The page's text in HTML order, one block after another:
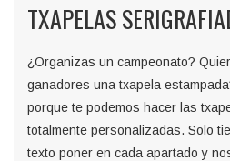
TXAPELAS
¿Organizas un campeonato?
ganadores una txapela
porque te podemos hacer las
totalmente personalizadas. Solo
texto poner en cada apartado y